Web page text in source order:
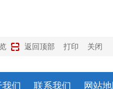
返回顶部 打印 关闭
我们 联系我们 网站地